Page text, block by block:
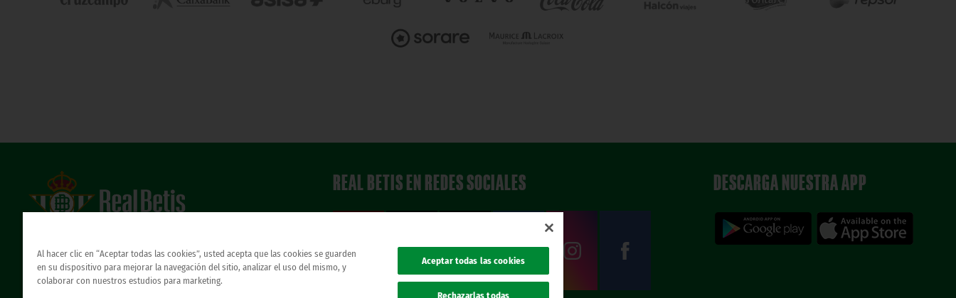
Atención al Bético
REAL BETIS EN REDES SOCIALES DESCARGA NUESTRA APP
Al hacer clic en “Aceptar todas las cookies”, usted acepta que las cookies se guarden
en su dispositivo para mejorar la navegación del sitio, analizar el uso del mismo, y
colaborar con nuestros estudios para marketing.
Aceptar todas las cookies
Rechazarlas todas